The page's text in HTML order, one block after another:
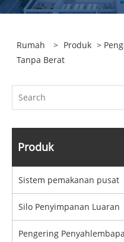
Rumah > Produk >
Tanpa Berat
Produk
Sistem pemakanan pusat
Silo Penyimpanan Luaran
Pengering